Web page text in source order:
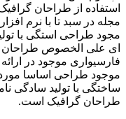
استفاده از طراحان
مجله در سبد تا با نرم
مجود طراحی استگی با
ای علی الخصوص طراحان
فارسیواری موجود در
موجود طراحی اساسا مورد
ساختگی با تولید سادگی
طراحان گرافیک است.